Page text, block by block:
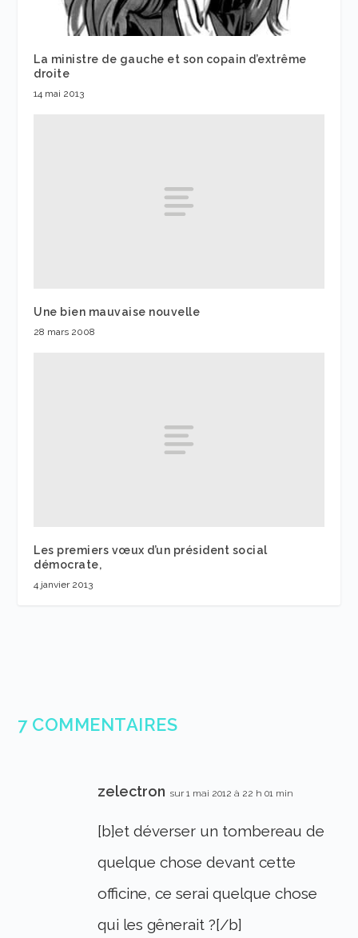
La ministre de gauche et son copain d’extrême
droite
14 mai 2013
Une bien mauvaise nouvelle
28 mars 2008
Les premiers vœux d’un président social
démocrate,
4 janvier 2013
7 COMMENTAIRES
zelectron sur 1 mai 2012 à 22 h 01 min
[b]et déverser un tombereau de
quelque chose devant cette
officine, ce serai quelque chose
qui les gênerait ?[/b]